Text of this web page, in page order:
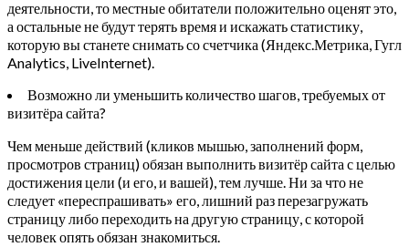
деятельности, то местные обитатели положительно оценят это,
а остальные не будут терять время и искажать статистику,
которую вы станете снимать со счетчика (Яндекс.Метрика, Гугл
Analytics, LiveInternet).
Возможно ли уменьшить количество шагов, требуемых от
визитёра сайта?
Чем меньше действий (кликов мышью, заполнений форм,
просмотров страниц) обязан выполнить визитёр сайта с целью
достижения цели (и его, и вашей), тем лучше. Ни за что не
следует «переспрашивать» его, лишний раз перезагружать
страницу либо переходить на другую страницу, с которой
человек опять обязан знакомиться.